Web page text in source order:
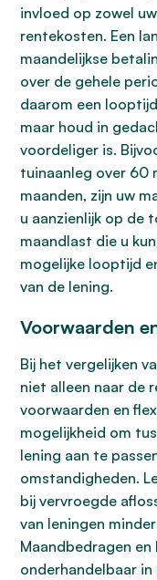
invloed op zowel
rentekosten. Een
maandelijkse
over de gehele
daarom een
maar houd in
voordeliger is.
tuinaanleg over 60
maanden, zijn uw
u aanzienlijk op de
maandlast die u
mogelijke looptijd
van de lening.
Voorwaarden
Bij het vergelijken
niet alleen naar de
voorwaarden en
mogelijkheid om
lening aan te
omstandigheden.
bij vervroegde
van leningen
Maandbedragen
onderhandelbaar